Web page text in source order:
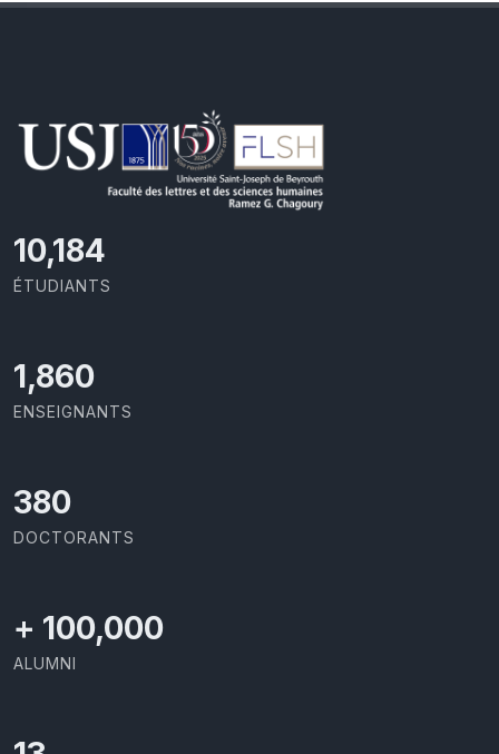
10,801
ÉTUDIANTS
2,029
ENSEIGNANTS
403
DOCTORANTS
+ 100,000
ALUMNI